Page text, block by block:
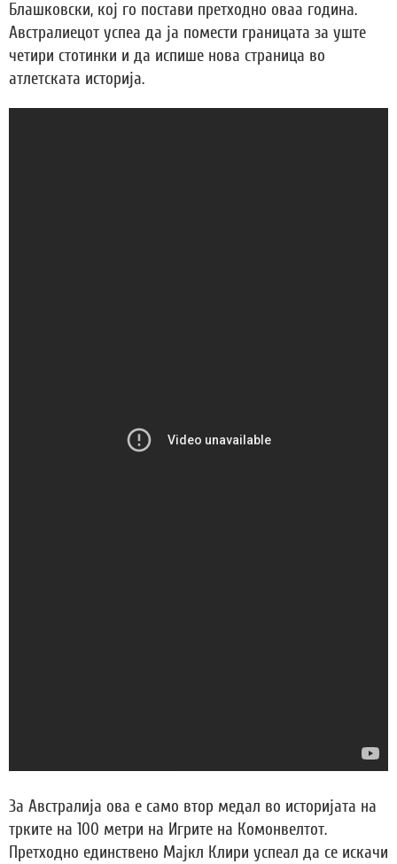
Блашковски, кој го постави претходно оваа година.
Австралиецот успеа да ја помести границата за уште
четири стотинки и да испише нова страница во
атлетската историја.
За Австралија ова е само втор медал во историјата на
трките на 100 метри на Игрите на Комонвелтот.
Претходно единствено Мајкл Клири успеал да се искачи